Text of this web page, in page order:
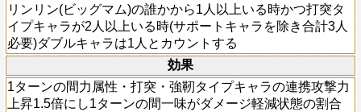
リンリン(ビッグマム)の誰かから1人以上いる時かつ打突タ
イプキャラが2人以上いる時(サポートキャラを除き合計3人
必要)ダブルキャラは1人とカウントする
効果
1ターンの間力属性・打突・強靭タイプキャラの連携攻撃力
上昇1.5倍にし1ターンの間一味がダメージ軽減状態の割合